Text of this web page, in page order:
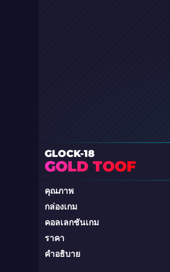
GLOCK-18
GOLD TOOF
คุณภาพ
กล่องเกม
คอลเลกชันเกม
ราคา
คำอธิบาย